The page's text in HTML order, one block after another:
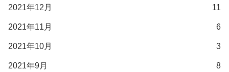
2021年12月 11
2021年11月 6
2021年10月 3
2021年9月 8